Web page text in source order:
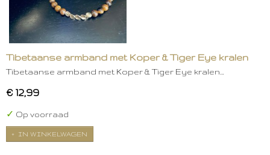
Tibetaanse armband met Koper & Tiger Eye kralen
Tibetaanse armband met Koper & Tiger Eye kralen…
€ 12,99
✓ Op voorraad
IN WINKELWAGEN